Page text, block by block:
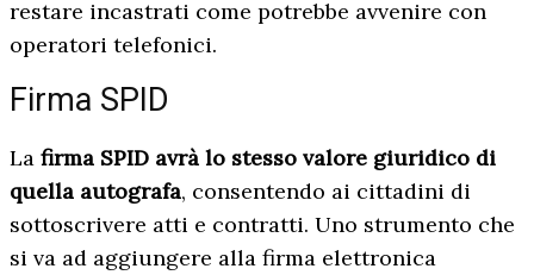
restare incastrati come potrebbe avvenire con
operatori telefonici.
Firma SPID
La firma SPID avrà lo stesso valore giuridico di
quella autografa, consentendo ai cittadini di
sottoscrivere atti e contratti. Uno strumento che
si va ad aggiungere alla firma elettronica